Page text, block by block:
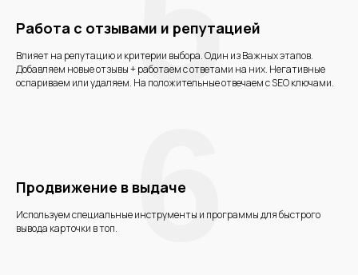
Работа с отзывами и репутацией
Влияет на репутацию и критерии выбора. Один из Важных этапов.
Добавляем новые отзывы + работаем с ответами на них. Негативные
оспариваем или удаляем. На положительные отвечаем с SEO ключами.
Продвижение в выдаче
Используем специальные инструменты и программы для быстрого
вывода карточки в топ.
6